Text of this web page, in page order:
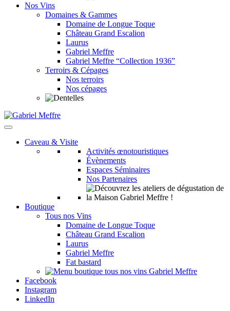
Nos Vins
Domaines & Gammes
Domaine de Longue Toque
Château Grand Escalion
Laurus
Gabriel Meffre
Gabriel Meffre “Collection 1936”
Terroirs & Cépages
Nos terroirs
Nos cépages
Caveau & Visite
Activités œnotouristiques
Évènements
Espaces Séminaires
Nos Partenaires
Boutique
Tous nos Vins
Domaine de Longue Toque
Château Grand Escalion
Laurus
Gabriel Meffre
Fat bastard
Facebook
Instagram
LinkedIn